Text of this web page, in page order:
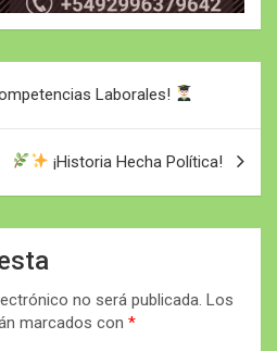
Laborales!
¡Historia Hecha Política!
no será publicada. Los
marcados con *